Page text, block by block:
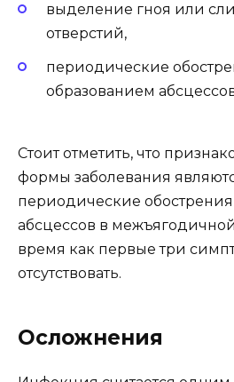
выделение гноя или
отверстий,
периодические
образованием
Стоит отметить, что
формы заболевания
периодические
абсцессов в межъягодичной
время как первые три
отсутствовать.
Осложнения